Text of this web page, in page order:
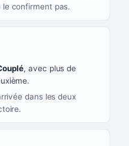
le confirment pas.
verte
, avec plus de
dans les deux